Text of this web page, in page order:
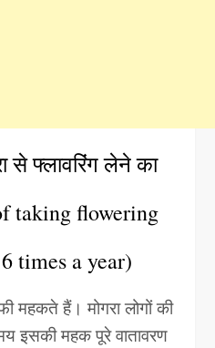
से फ्लावरिंग लेने का
taking flowering
times a year)
महकते हैं। मोगरा लोगों की
इसकी महक पूरे वातावरण